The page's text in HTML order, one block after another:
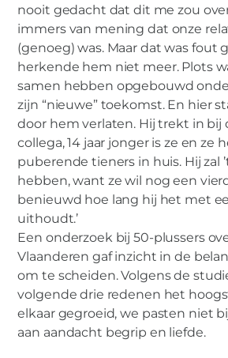
nooit gedacht dat dit me zou
immers van mening dat onze
(genoeg) was. Maar dat was fout
herkende hem niet meer. Plots
samen hebben opgebouwd
zijn “nieuwe” toekomst. En hier
door hem verlaten. Hij trekt in bij
collega, 14 jaar jonger is ze en ze
puberende tieners in huis. Hij zal
hebben, want ze wil nog een
benieuwd hoe lang hij het met
uithoudt.’
Een onderzoek bij 50-plussers
Vlaanderen gaf inzicht in de
om te scheiden. Volgens de
volgende drie redenen het
elkaar gegroeid, we pasten niet
aan aandacht begrip en liefde.